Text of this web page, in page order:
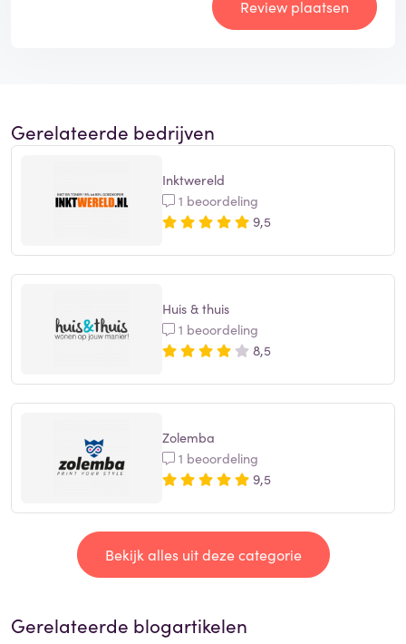
Review plaatsen
Gerelateerde bedrijven
Inktwereld
1 beoordeling
9,5
Huis & thuis
1 beoordeling
8,5
Zolemba
1 beoordeling
9,5
Bekijk alles uit deze categorie
Gerelateerde blogartikelen